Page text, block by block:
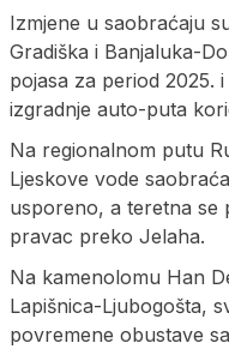
Izmjene u saobraćaju
Gradiška i Banjaluka-
pojasa za period 2025.
izgradnje auto-puta
Na regionalnom putu
Ljeskove vode
usporeno, a teretna se
pravac preko Jelaha.
Na kamenolomu Han
Lapišnica-Ljubogošta,
povremene obustave